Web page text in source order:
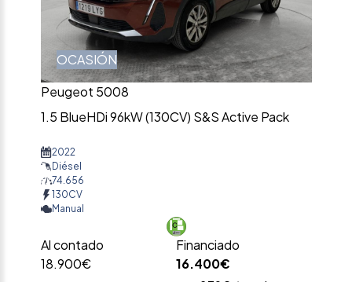
OCASIÓN
Peugeot 5008
1.5 BlueHDi 96kW (130CV) S&S Active Pack
2022
Diésel
74.656
130CV
Manual
Al contado
18.900€
Financiado
16.400€